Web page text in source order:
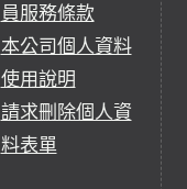
員服務條款
本公司個人資料
使用說明
請求刪除個人資
料表單